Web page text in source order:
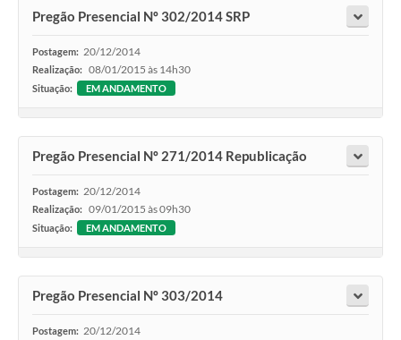
Pregão Presencial Nº 302/2014 SRP
Postagem: 20/12/2014
Realização: 08/01/2015 às 14h30
Situação: EM ANDAMENTO
Pregão Presencial Nº 271/2014 Republicação
Postagem: 20/12/2014
Realização: 09/01/2015 às 09h30
Situação: EM ANDAMENTO
Pregão Presencial Nº 303/2014
Postagem: 20/12/2014